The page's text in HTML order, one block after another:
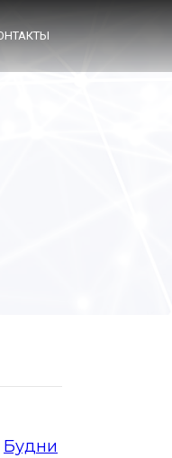
Будни